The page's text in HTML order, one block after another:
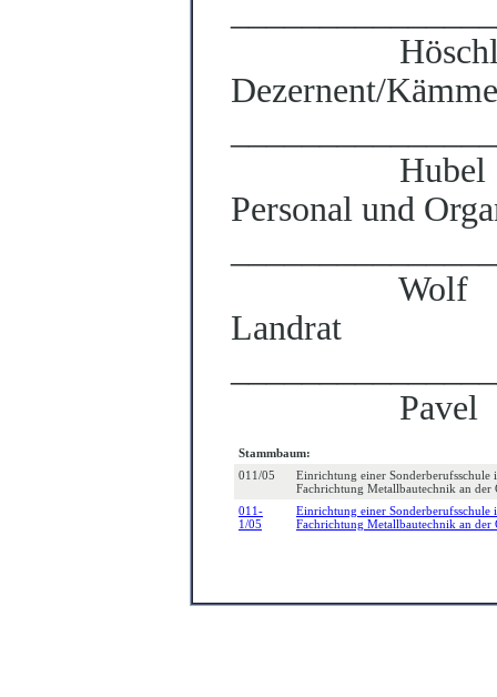
Dezernent/
Hubel
Personal und
Wolf
Landrat
Pavel
Stammbaum:
011/05
Einrichtung einer
Fachrichtung Metallbautechnik an der
011-
1/05
Einrichtung einer
Fachrichtung Metallbautechnik an der